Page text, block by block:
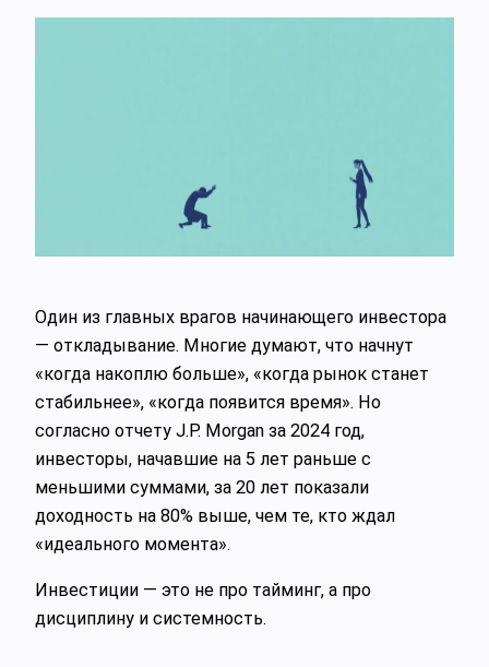
Один из главных врагов начинающего инвестора
— откладывание. Многие думают, что начнут
«когда накоплю больше», «когда рынок станет
стабильнее», «когда появится время». Но
согласно отчету J.P. Morgan за 2024 год,
инвесторы, начавшие на 5 лет раньше с
меньшими суммами, за 20 лет показали
доходность на 80% выше, чем те, кто ждал
«идеального момента».
Инвестиции — это не про тайминг, а про
дисциплину и системность.